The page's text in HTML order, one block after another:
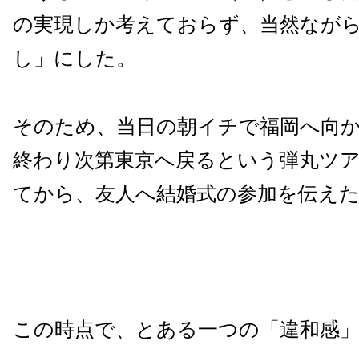
の実現しか考えておらず、当然なが
し」にした。
そのため、当日の朝イチで福岡へ向
終わり次第東京へ戻るという弾丸ツ
てから、友人へ結婚式の参加を伝え
この時点で、とある一つの「違和感